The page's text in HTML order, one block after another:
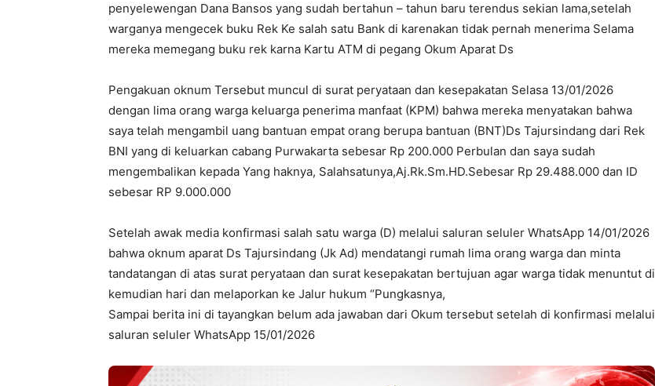
penyelewengan Dana Bansos yang sudah bertahun – tahun baru terendus sekian lama,setelah
warganya mengecek buku Rek Ke salah satu Bank di karenakan tidak pernah menerima Selama
mereka memegang buku rek karna Kartu ATM di pegang Okum Aparat Ds
Pengakuan oknum Tersebut muncul di surat peryataan dan kesepakatan Selasa 13/01/2026
dengan lima orang warga keluarga penerima manfaat (KPM) bahwa mereka menyatakan bahwa
saya telah mengambil uang bantuan empat orang berupa bantuan (BNT)Ds Tajursindang dari Rek
BNI yang di keluarkan cabang Purwakarta sebesar Rp 200.000 Perbulan dan saya sudah
mengembalikan kepada Yang haknya, Salahsatunya,Aj.Rk.Sm.HD.Sebesar Rp 29.488.000 dan ID
sebesar RP 9.000.000
Setelah awak media konfirmasi salah satu warga (D) melalui saluran seluler WhatsApp 14/01/2026
bahwa oknum aparat Ds Tajursindang (Jk Ad) mendatangi rumah lima orang warga dan minta
tandatangan di atas surat peryataan dan surat kesepakatan bertujuan agar warga tidak menuntut di
kemudian hari dan melaporkan ke Jalur hukum “Pungkasnya,
Sampai berita ini di tayangkan belum ada jawaban dari Okum tersebut setelah di konfirmasi melalui
saluran seluler WhatsApp 15/01/2026